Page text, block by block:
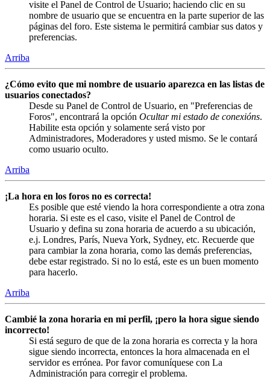
visite el Panel de Control de Usuario; haciendo clic en su
nombre de usuario que se encuentra en la parte superior de las
páginas del foro. Este sistema le permitirá cambiar sus datos y
preferencias.
Arriba
¿Cómo evito que mi nombre de usuario aparezca en las listas de
usuarios conectados?
Desde su Panel de Control de Usuario, en "Preferencias de
Foros", encontrará la opción Ocultar mi estado de conexións.
Habilite esta opción y solamente será visto por
Administradores, Moderadores y usted mismo. Se le contará
como usuario oculto.
Arriba
¡La hora en los foros no es correcta!
Es posible que esté viendo la hora correspondiente a otra zona
horaria. Si este es el caso, visite el Panel de Control de
Usuario y defina su zona horaria de acuerdo a su ubicación,
e.j. Londres, París, Nueva York, Sydney, etc. Recuerde que
para cambiar la zona horaria, como las demás preferencias,
debe estar registrado. Si no lo está, este es un buen momento
para hacerlo.
Arriba
Cambié la zona horaria en mi perfil, ¡pero la hora sigue siendo
incorrecto!
Si está seguro de que de la zona horaria es correcta y la hora
sigue siendo incorrecta, entonces la hora almacenada en el
servidor es errónea. Por favor comuníquese con La
Administración para corregir el problema.